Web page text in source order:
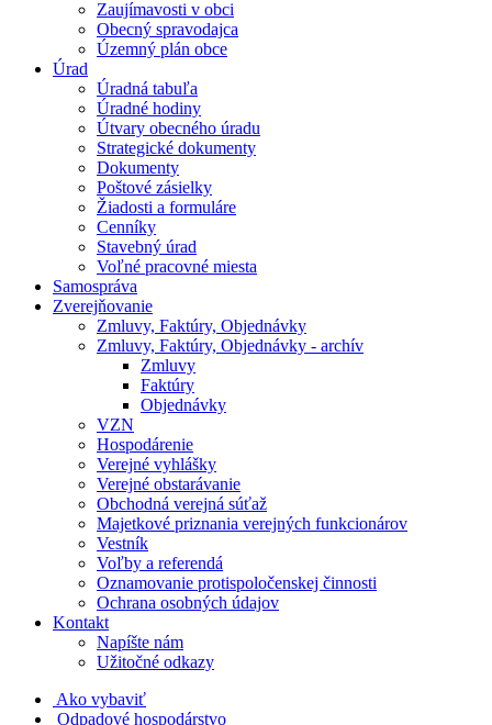
Zaujímavosti v obci
Obecný spravodajca
Územný plán obce
Úrad
Úradná tabuľa
Úradné hodiny
Útvary obecného úradu
Strategické dokumenty
Dokumenty
Poštové zásielky
Žiadosti a formuláre
Cenníky
Stavebný úrad
Voľné pracovné miesta
Samospráva
Zverejňovanie
Zmluvy, Faktúry, Objednávky
Zmluvy, Faktúry, Objednávky - archív
Zmluvy
Faktúry
Objednávky
VZN
Hospodárenie
Verejné vyhlášky
Verejné obstarávanie
Obchodná verejná súťaž
Majetkové priznania verejných funkcionárov
Vestník
Voľby a referendá
Oznamovanie protispoločenskej činnosti
Ochrana osobných údajov
Kontakt
Napíšte nám
Užitočné odkazy
Ako vybaviť
Odpadové hospodárstvo